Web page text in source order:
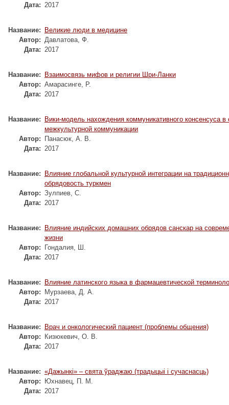
Дата: 2017
Название:
Великие люди в медицине
Автор: Давлатова, Ф.
Дата: 2017
Название:
Взаимосвязь мифов и религии Шри-Ланки
Автор: Амарасинге, Р.
Дата: 2017
Название:
Вики-модель нахождения коммуникативного консенсуса в
межкультурной коммуникации
Автор:
Панасюк, А. В.
Дата: 2017
Название:
Влияние глобальной культурной интеграции на
обрядовость туркмен
Автор: Зулпиев, С.
Дата: 2017
Название:
Влияние индийских домашних обрядов санскар на
жизни
Автор:
Гондалия, Ш.
Дата: 2017
Название:
Влияние латинского языка в фармацевтической
Автор:
Мурзаева, Д. А.
Дата: 2017
Название:
Врач и онкологический пациент (проблемы общения)
Автор:
Кизюкевич, О. В.
Дата: 2017
Название: «Дажынкі» – свята ўраджаю (традыцыі і сучаснасць)
Автор:
Юхнавец, П. М.
Дата: 2017